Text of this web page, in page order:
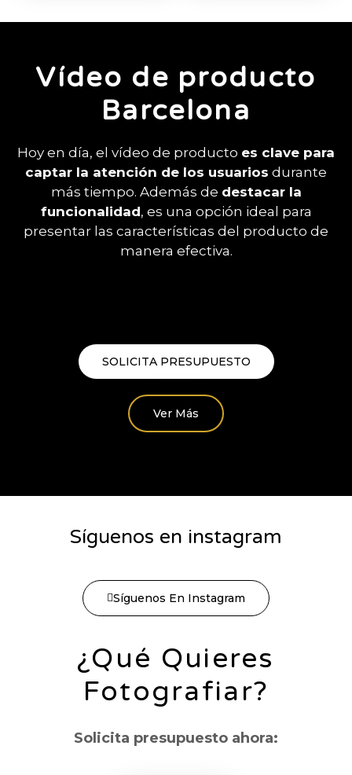
Vídeo de producto
Barcelona
Hoy en día, el vídeo de producto es clave para
captar la atención de los usuarios durante
más tiempo. Además de destacar la
funcionalidad, es una opción ideal para
presentar las características del producto de
manera efectiva.
SOLICITA PRESUPUESTO
Ver Más
¿Qué Quieres
Fotografiar?
Solicita presupuesto ahora:
Síguenos en instagram
Síguenos En Instagram